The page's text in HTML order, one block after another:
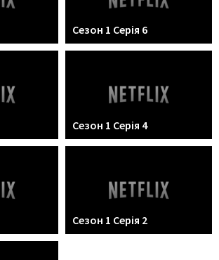
Сезон 1 Серія 6
Сезон 1 Серія 4
Сезон 1 Серія 2